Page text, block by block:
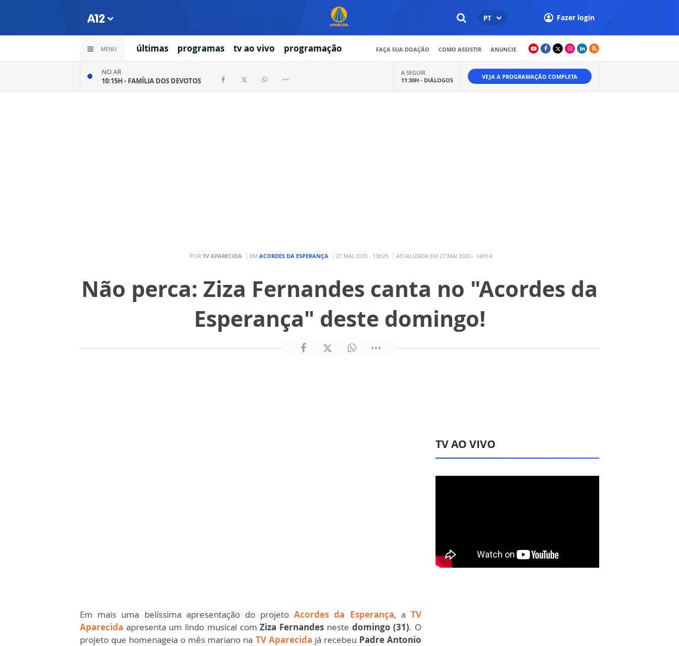
PT Fazer login
MENU últimas programas tv ao vivo programação FAÇA SUA DOAÇÃO COMO ASSISTIR ANUNCIE
NO AR
10:15H - FAMÍLIA DOS DEVOTOS
A SEGUIR
11:30H - DIÁLOGOS VEJA A PROGRAMAÇÃO COMPLETA
POR TV APARECIDA EM ACORDES DA ESPERANÇA 27 MAI 2020 - 13H25 ATUALIZADA EM 27 MAI 2020 - 14H14
Não perca: Ziza Fernandes canta no "Acordes da
Esperança" deste domingo!
Em mais uma belíssima apresentação do projetoAcordes da Esperança, aTV
Aparecida apresenta um lindo musical comZiza Fernandes neste domingo (31). O
projeto que homenageia o mês mariano na TV Aparecida já recebeu Padre Antonio
TV AO VIVO